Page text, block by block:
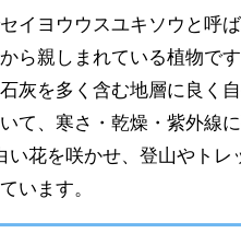
イヨウウスユキソウと呼
ら親しまれている植物で
灰を多く含む地層に良く
て、寒さ・乾燥・紫外線
い花を咲かせ、登山やトレ
います。